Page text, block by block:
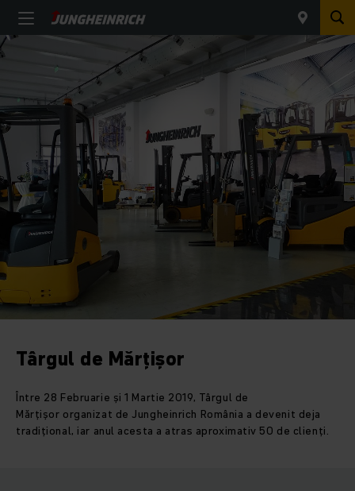
Târgul de Mărțișor
Între 28 Februarie și 1 Martie 2019, Târgul de
Mărțișor organizat de Jungheinrich România a devenit deja
tradițional, iar anul acesta a atras aproximativ 50 de clienți.